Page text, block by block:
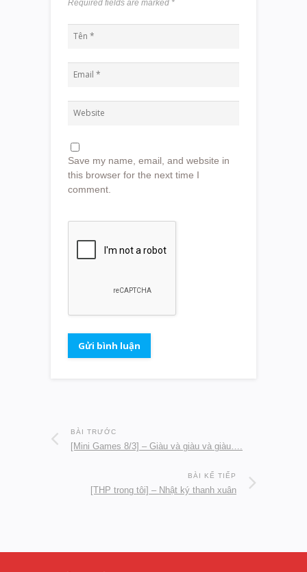
Required fields are marked *
Save my name, email, and website in
this browser for the next time I
comment.
BÀI TRƯỚC
[Mini Games 8/3] – Giàu và giàu và giàu….
BÀI KẾ TIẾP
[THP trong tôi] – Nhật ký thanh xuân